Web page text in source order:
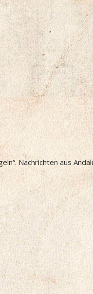
Nachrichten aus